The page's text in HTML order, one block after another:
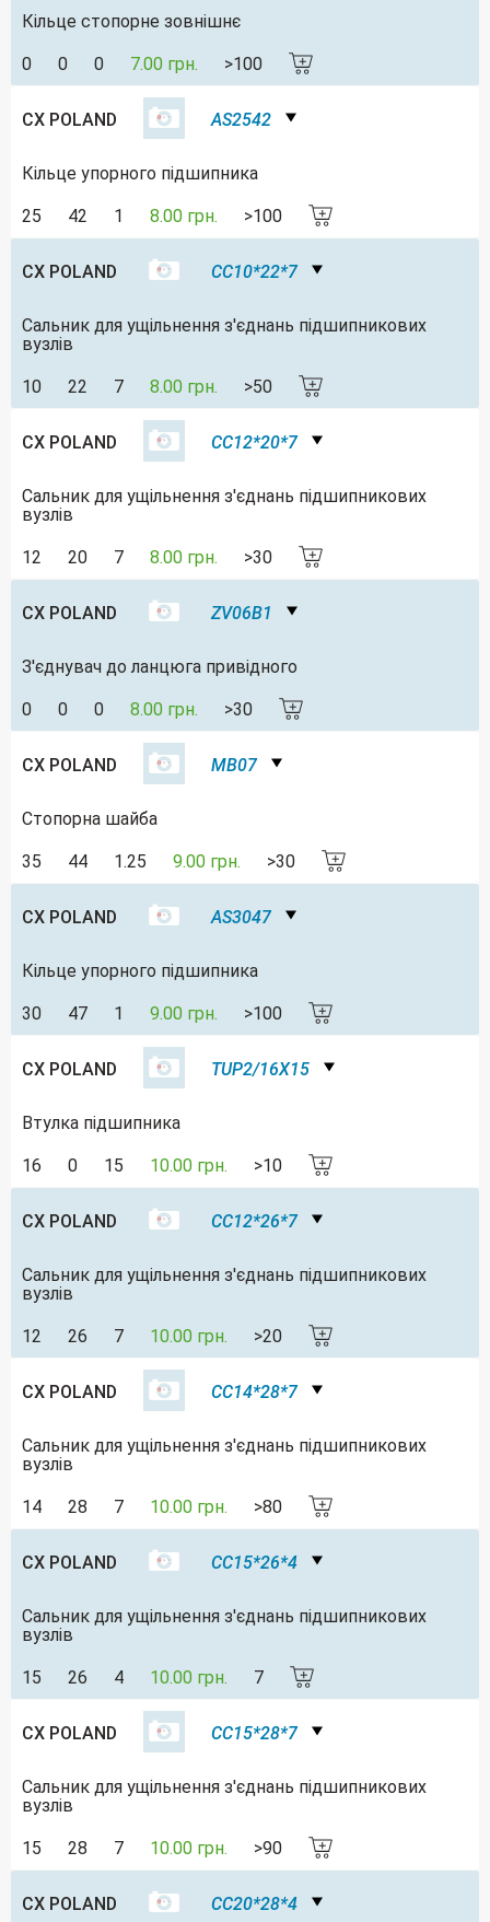
Кільце стопорне зовнішнє
0 0 0 7.00 грн. >100
CX POLAND AS2542
Кільце упорного підшипника
25 42 1 8.00 грн. >100
CX POLAND CC10*22*7
Сальник для ущільнення з'єднань підшипникових
вузлів
10 22 7 8.00 грн. >50
CX POLAND CC12*20*7
Сальник для ущільнення з'єднань підшипникових
вузлів
12 20 7 8.00 грн. >30
CX POLAND ZV06B1
З'єднувач до ланцюга привідного
0 0 0 8.00 грн. >30
CX POLAND MB07
Стопорна шайба
35 44 1.25 9.00 грн. >30
CX POLAND AS3047
Кільце упорного підшипника
30 47 1 9.00 грн. >100
CX POLAND TUP2/16X15
Втулка підшипника
16 0 15 10.00 грн. >10
CX POLAND CC12*26*7
Сальник для ущільнення з'єднань підшипникових
вузлів
12 26 7 10.00 грн. >20
CX POLAND CC14*28*7
Сальник для ущільнення з'єднань підшипникових
вузлів
14 28 7 10.00 грн. >80
CX POLAND CC15*26*4
Сальник для ущільнення з'єднань підшипникових
вузлів
15 26 4 10.00 грн. 7
CX POLAND CC15*28*7
Сальник для ущільнення з'єднань підшипникових
вузлів
15 28 7 10.00 грн. >90
CX POLAND CC20*28*4